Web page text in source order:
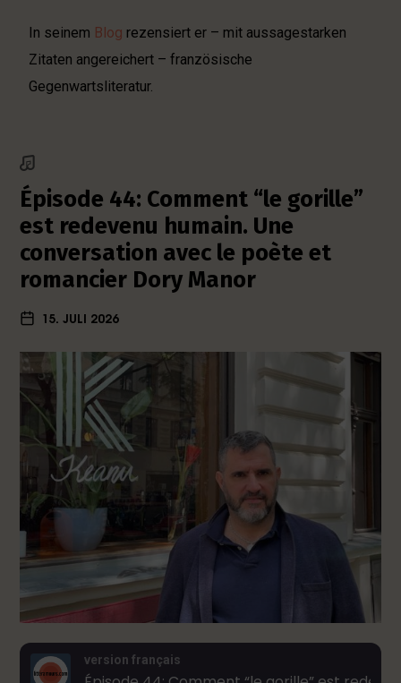
In seinem Blog rezensiert er – mit aussagestarken
Zitaten angereichert – französische
Gegenwartsliteratur.
Épisode 44: Comment “le gorille”
est redevenu humain. Une
conversation avec le poète et
romancier Dory Manor
15. JULI 2026
version français